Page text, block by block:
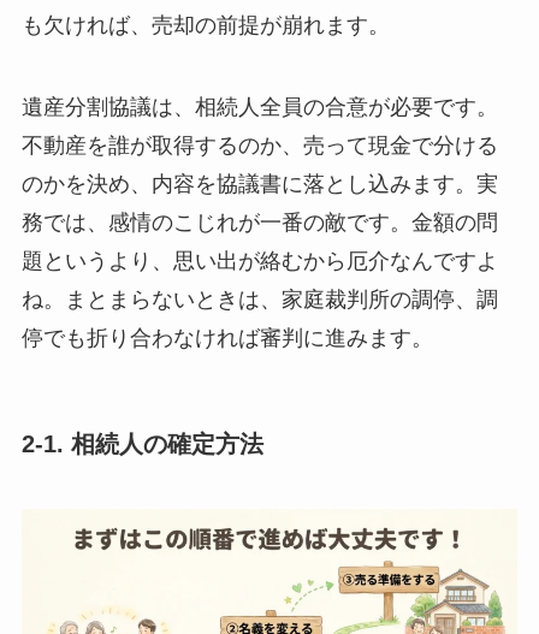
も欠ければ、売却の前提が崩れます。
遺産分割協議は、相続人全員の合意が必要です。
不動産を誰が取得するのか、売って現金で分ける
のかを決め、内容を協議書に落とし込みます。実
務では、感情のこじれが一番の敵です。金額の問
題というより、思い出が絡むから厄介なんですよ
ね。まとまらないときは、家庭裁判所の調停、調
停でも折り合わなければ審判に進みます。
2-1. 相続人の確定方法